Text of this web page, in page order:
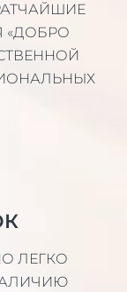
«ДОБРО
ЛЕГКО